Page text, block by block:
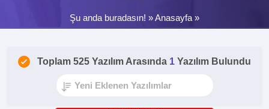
Şu anda buradasın! »Anasayfa »
Toplam 525 Yazılım Arasında 1 Yazılım Bulundu